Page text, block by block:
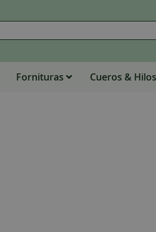
Buscar
Fornituras Cueros & Hilos